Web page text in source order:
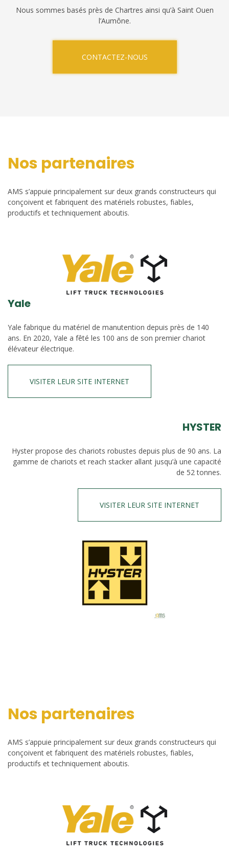
Nous sommes basés près de Chartres ainsi qu’à Saint Ouen
l’Aumône.
CONTACTEZ-NOUS
Nos partenaires
AMS s’appuie principalement sur deux grands constructeurs qui
conçoivent et fabriquent des matériels robustes, fiables,
productifs et techniquement aboutis.
Yale
Yale fabrique du matériel de manutention depuis près de 140
ans. En 2020, Yale a fêté les 100 ans de son premier chariot
élévateur électrique.
VISITER LEUR SITE INTERNET
HYSTER
Hyster propose des chariots robustes depuis plus de 90 ans. La
gamme de chariots et reach stacker allant jusqu’à une capacité
de 52 tonnes.
VISITER LEUR SITE INTERNET
Nos partenaires
AMS s’appuie principalement sur deux grands constructeurs qui
conçoivent et fabriquent des matériels robustes, fiables,
productifs et techniquement aboutis.